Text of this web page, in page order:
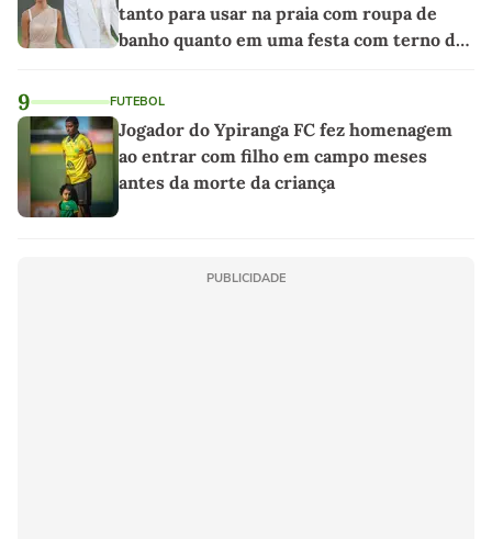
tanto para usar na praia com roupa de
banho quanto em uma festa com terno de
9 FUTEBOL
Jogador do Ypiranga FC fez homenagem
ao entrar com filho em campo meses
antes da morte da criança
PUBLICIDADE